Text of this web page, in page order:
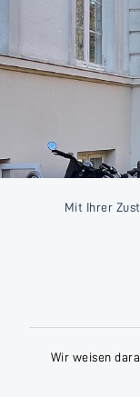
Mit Ihrer
Wir weisen